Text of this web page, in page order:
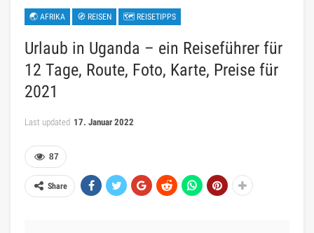
🌏 AFRIKA 🧭 REISEN 🗺 REISETIPPS
Urlaub in Uganda – ein Reiseführer für
12 Tage, Route, Foto, Karte, Preise für
2021
Last updated 17. Januar 2022
87
Share